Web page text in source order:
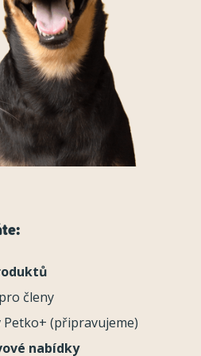
členy
Petko+ (připravujeme)
nabídky